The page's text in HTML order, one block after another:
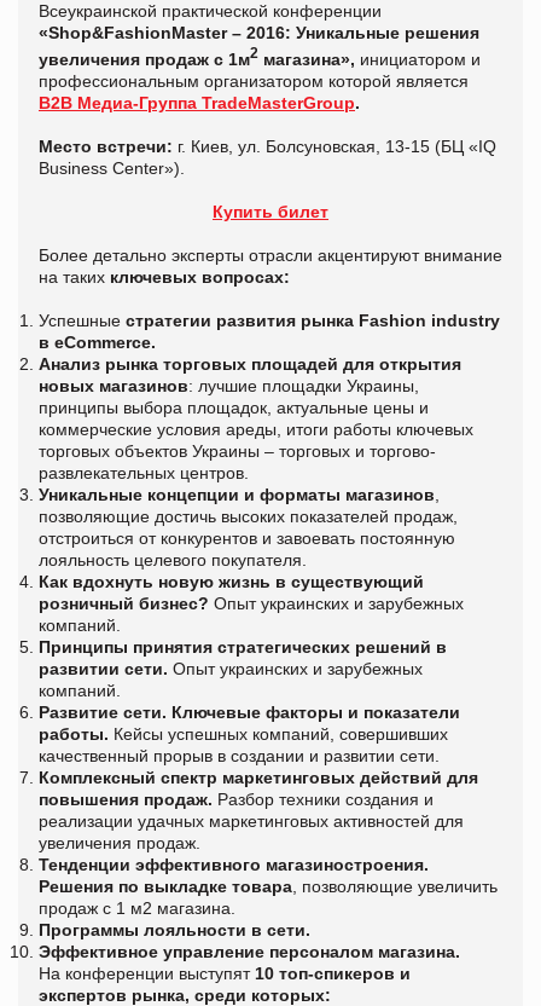
Всеукраинской практической конференции
«Shop&FashionMaster – 2016: Уникальные решения
увеличения продаж с 1м2 магазина», инициатором и
профессиональным организатором которой является
B2B Медиа-Группа TradeMasterGroup.
Место встречи: г. Киев, ул. Болсуновская, 13-15 (БЦ «IQ
Business Center»).
Купить билет
Более детально эксперты отрасли акцентируют внимание
на таких ключевых вопросах:
Успешные стратегии развития рынка Fashion industry
в eCommerce.
Анализ рынка торговых площадей для открытия
новых магазинов: лучшие площадки Украины,
принципы выбора площадок, актуальные цены и
коммерческие условия ареды, итоги работы ключевых
торговых объектов Украины – торговых и торгово-
развлекательных центров.
Уникальные концепции и форматы магазинов
позволяющие достичь высоких показателей продаж,
отстроиться от конкурентов и завоевать постоянную
лояльность целевого покупателя.
Как вдохнуть новую жизнь в существующий
розничный бизнес? Опыт украинских и зарубежных
компаний.
Принципы принятия стратегических решений в
развитии сети. Опыт украинских и зарубежных
компаний.
Развитие сети. Ключевые факторы и показатели
работы. Кейсы успешных компаний, совершивших
качественный прорыв в создании и развитии сети.
Комплексный спектр маркетинговых действий для
повышения продаж. Разбор техники создания и
реализации удачных маркетинговых активностей для
увеличения продаж.
Тенденции эффективного магазиностроения.
Решения по выкладке товара , позволяющие увеличить
продаж с 1 м2 магазина.
Программы лояльности в сети.
Эффективное управление персоналом магазина.
На конференции выступят 10 топ-спикеров и
экспертов рынка, среди которых: